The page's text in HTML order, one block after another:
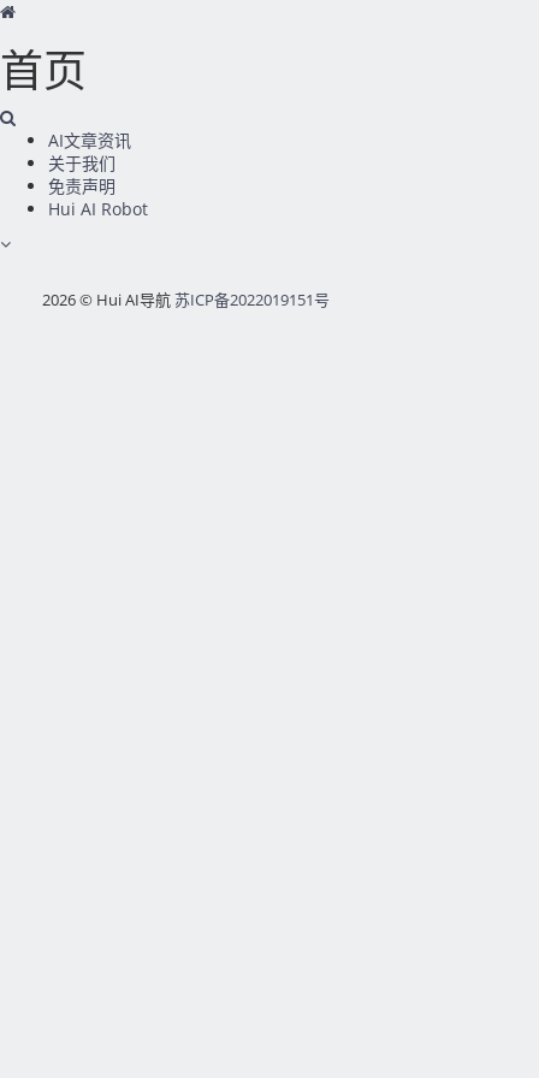
首页
AI文章资讯
关于我们
免责声明
Hui AI Robot
2026 © Hui AI导航苏ICP备2022019151号